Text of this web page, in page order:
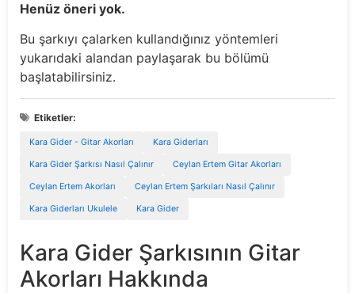
Henüz öneri yok.
Bu şarkıyı çalarken kullandığınız yöntemleri
yukarıdaki alandan paylaşarak bu bölümü
başlatabilirsiniz.
Etiketler:
Kara Gider - Gitar Akorları Kara Giderları
Kara Gider Şarkısı Nasıl Çalınır Ceylan Ertem Gitar Akorları
Ceylan Ertem Akorları Ceylan Ertem Şarkıları Nasıl Çalınır
Kara Giderları Ukulele Kara Gider
Kara Gider Şarkısının Gitar
Akorları Hakkında